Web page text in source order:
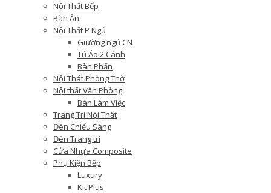
Nội Thất Bếp
Bàn Ăn
Nội Thất P Ngủ
Giường ngủ CN
Tủ Áo 2 Cánh
Bàn Phấn
Nội Thát Phòng Thờ
Nội thất Văn Phòng
Bàn Làm Việc
Trang Trí Nội Thất
Đèn Chiếu Sáng
Đèn Trang trí
Cửa Nhựa Composite
Phụ Kiện Bếp
Luxury
Kit Plus